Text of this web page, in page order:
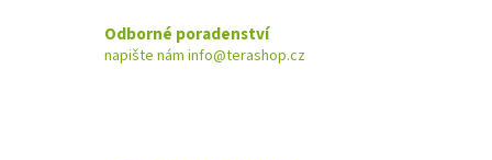
Odborné poradenství
napište nám info@terashop.cz